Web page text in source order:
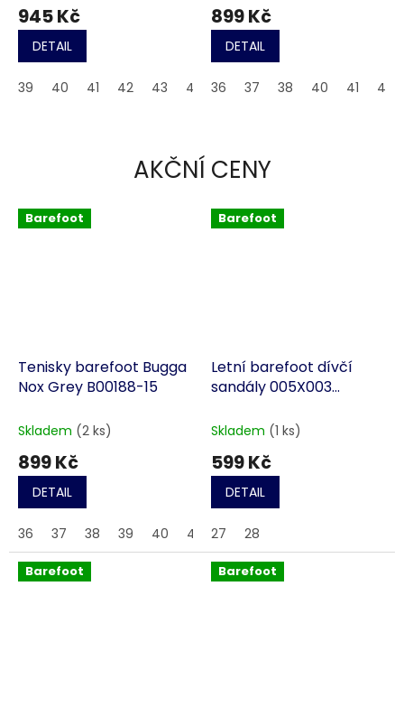
945 Kč
DETAIL
39 40 41 42 43 44 45 46
899 Kč
DETAIL
36 37 38 40 41 43
AKČNÍ CENY
Barefoot
Tenisky barefoot Bugga
Nox Grey B00188-15
Skladem (2 ks)
899 Kč
DETAIL
36 37 38 39 40 41 43 44
Barefoot
Letní barefoot dívčí
sandály 005X003
Skladem (1 ks)
599 Kč
DETAIL
27 28
Barefoot Barefoot